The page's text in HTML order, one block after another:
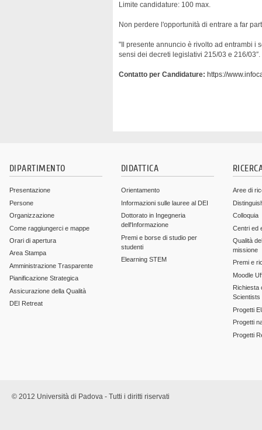
Limite candidature: 100 max.
Non perdere l'opportunità di entrare a far
"Il presente annuncio è rivolto ad entrambi i
sensi dei decreti legislativi 215/03 e 216/03″.
Contatto per Candidature: https://
DIPARTIMENTO
Presentazione
Persone
Organizzazione
Come raggiungerci e mappe
Orari di apertura
Area Stampa
Amministrazione Trasparente
Pianificazione Strategica
Assicurazione della Qualità
DEI Retreat
DIDATTICA
Orientamento
Informazioni sulle lauree al DEI
Dottorato in Ingegneria
dell'Informazione
Premi e borse di studio per
studenti
Elearning STEM
Aree di
Colloquia
Centri ed
Qualità
missione
Premi e
Moodle
Richiesta
Scientists
Progetti
Progetti
Progetti
© 2012 Università di Padova - Tutti i diritti riservati